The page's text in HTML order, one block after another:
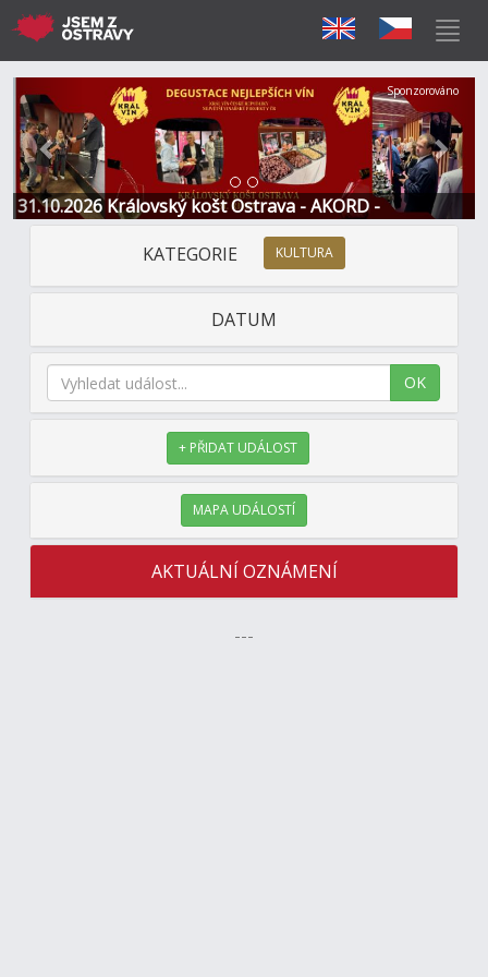
31.10.2026 Královský košt Ostrava - AKORD -
Restaurace a Hotel
Předchozí Další
Sponzorováno
KATEGORIE KULTURA
DATUM
OK
+ PŘIDAT UDÁLOST
MAPA UDÁLOSTÍ
AKTUÁLNÍ OZNÁMENÍ
---